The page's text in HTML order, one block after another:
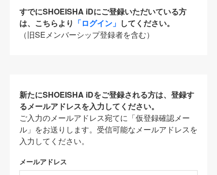
すでにSHOEISHA iDにご登録いただいている方
は、こちらより 「ログイン」 してください。
（旧SEメンバーシップ登録者を含む）
新たにSHOEISHA iDをご登録される方は、登録す
るメールアドレスを入力してください。
ご入力のメールアドレス宛てに「仮登録確認メー
ル」をお送りします。受信可能なメールアドレスを
入力してください。
メールアドレス